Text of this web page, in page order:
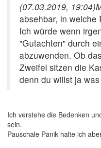
(07.03.2019, 19:04)
absehbar, in welche
Ich würde wenn
"Gutachten" durch
abzuwenden. Ob
Zweifel sitzen die
denn du willst ja
Ich verstehe die Bedenken
sein.
Pauschale Panik halte ich